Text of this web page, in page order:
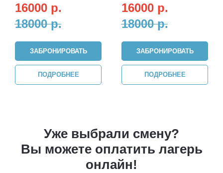
16000 р.
18000 р.
ЗАБРОНИРОВАТЬ
ПОДРОБНЕЕ
16000 р.
18000 р.
ЗАБРОНИРОВАТЬ
ПОДРОБНЕЕ
Уже выбрали смену?
Вы можете оплатить лагерь
онлайн!